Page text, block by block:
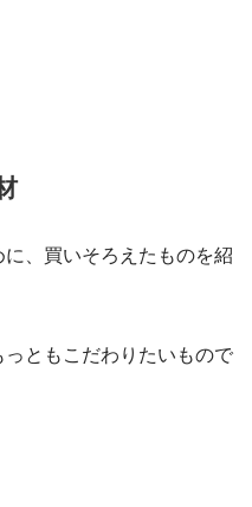
、買いそろえたものを紹
ともこだわりたいもので